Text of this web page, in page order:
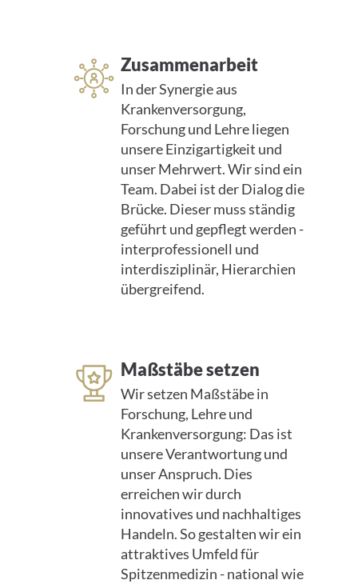
Zusammenarbeit
In der Synergie aus
Krankenversorgung,
Forschung und Lehre liegen
unsere Einzigartigkeit und
unser Mehrwert. Wir sind ein
Team. Dabei ist der Dialog die
Brücke. Dieser muss ständig
geführt und gepflegt werden -
interprofessionell und
interdisziplinär, Hierarchien
übergreifend.
Maßstäbe setzen
Wir setzen Maßstäbe in
Forschung, Lehre und
Krankenversorgung: Das ist
unsere Verantwortung und
unser Anspruch. Dies
erreichen wir durch
innovatives und nachhaltiges
Handeln. So gestalten wir ein
attraktives Umfeld für
Spitzenmedizin - national wie